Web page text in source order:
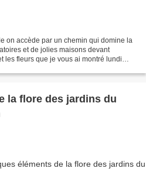
on accède par un chemin qui domine la
et de jolies maisons devant
les fleurs que je vous ai montré lundi
la flore des jardins du